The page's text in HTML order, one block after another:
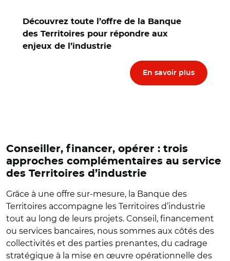
Découvrez toute l’offre de la Banque
des Territoires pour répondre aux
enjeux de l’industrie
En savoir plus
Conseiller, financer, opérer : trois
approches complémentaires au service
des Territoires d’industrie
Grâce à une offre sur-mesure, la Banque des
Territoires accompagne les Territoires d’industrie
tout au long de leurs projets. Conseil, financement
ou services bancaires, nous sommes aux côtés des
collectivités et des parties prenantes, du cadrage
stratégique à la mise en œuvre opérationnelle des